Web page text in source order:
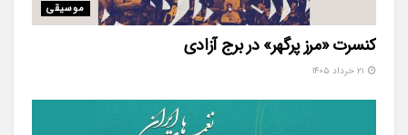
موسیقی
کنسرت «مرز پرگهر» در برج آزادی